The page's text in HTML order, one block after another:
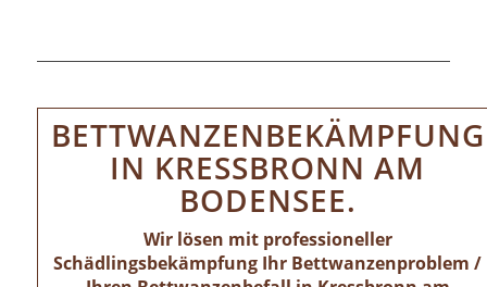
BETTWANZENBEKÄMPFUNG
IN KRESSBRONN AM
BODENSEE.
Wir lösen mit professioneller
Schädlingsbekämpfung Ihr Bettwanzenproblem /